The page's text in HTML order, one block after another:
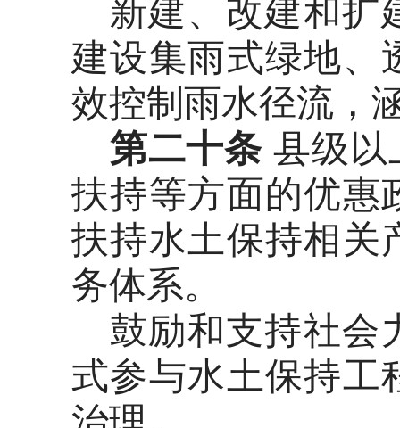
新建、改建和扩
建设集雨式绿地、
效控制雨水径流，
第二十条 县级以
扶持等方面的优惠
扶持水土保持相关
务体系。
鼓励和支持社会
式参与水土保持工